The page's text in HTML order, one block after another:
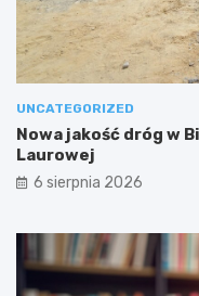
UNCATEGORIZED
Nowa jakość dróg w
Laurowej
6 sierpnia 2026